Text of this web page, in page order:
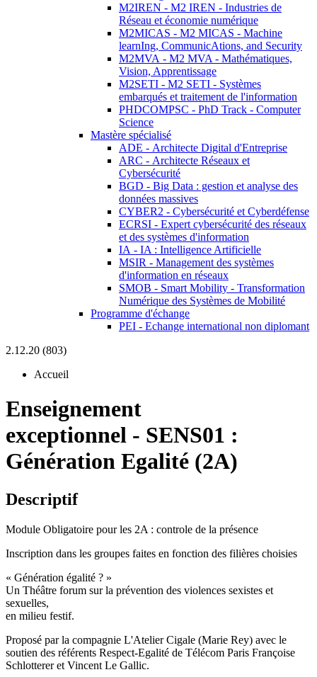
M2IREN - M2 IREN - Industries de
Réseau et économie numérique
M2MICAS - M2 MICAS - Machine
learnIng, CommunicAtions, and Security
M2MVA - M2 MVA - Mathématiques,
Vision, Apprentissage
M2SETI - M2 SETI - Systèmes
embarqués et traitement de l'information
PHDCOMPSC - PhD Track - Computer
Science
Mastère spécialisé
ADE - Architecte Digital d'Entreprise
ARC - Architecte Réseaux et
Cybersécurité
BGD - Big Data : gestion et analyse des
données massives
CYBER2 - Cybersécurité et Cyberdéfense
ECRSI - Expert cybersécurité des réseaux
et des systèmes d'information
IA - IA : Intelligence Artificielle
MSIR - Management des systèmes
d'information en réseaux
SMOB - Smart Mobility - Transformation
Numérique des Systèmes de Mobilité
Programme d'échange
PEI - Echange international non diplomant
2.12.20 (803)
Accueil
Enseignement
exceptionnel - SENS01 :
Génération Egalité (2A)
Descriptif
Module Obligatoire pour les 2A : controle de la présence
Inscription dans les groupes faites en fonction des filières choisies
« Génération égalité ? »
Un Théâtre forum sur la prévention des violences sexistes et
sexuelles,
en milieu festif.
Proposé par la compagnie L'Atelier Cigale (Marie Rey) avec le
soutien des référents Respect-Egalité de Télécom Paris Françoise
Schlotterer et Vincent Le Gallic.